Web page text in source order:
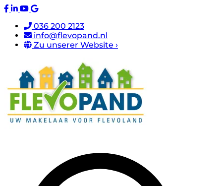
036 200 2123
info@flevopand.nl
Zu unserer Website ›